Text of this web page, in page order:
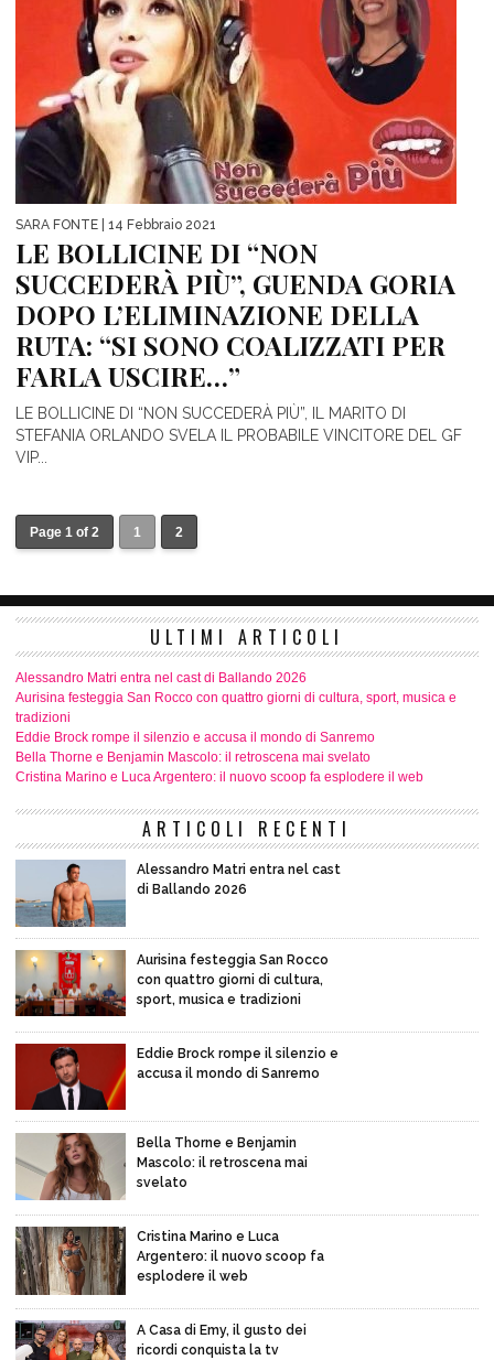
SARA FONTE | 14 Febbraio 2021
LE BOLLICINE DI “NON
SUCCEDERÀ PIÙ”, GUENDA GORIA
DOPO L’ELIMINAZIONE DELLA
RUTA: “SI SONO COALIZZATI PER
FARLA USCIRE…”
LE BOLLICINE DI “NON SUCCEDERÀ PIÙ”, IL MARITO DI
STEFANIA ORLANDO SVELA IL PROBABILE VINCITORE DEL GF
VIP...
Page 1 of 2 1 2
ULTIMI ARTICOLI
Alessandro Matri entra nel cast di Ballando 2026
Aurisina festeggia San Rocco con quattro giorni di cultura, sport, musica e
tradizioni
Eddie Brock rompe il silenzio e accusa il mondo di Sanremo
Bella Thorne e Benjamin Mascolo: il retroscena mai svelato
Cristina Marino e Luca Argentero: il nuovo scoop fa esplodere il web
ARTICOLI RECENTI
Alessandro Matri entra nel cast
di Ballando 2026
Aurisina festeggia San Rocco
con quattro giorni di cultura,
sport, musica e tradizioni
Eddie Brock rompe il silenzio e
accusa il mondo di Sanremo
Bella Thorne e Benjamin
Mascolo: il retroscena mai
svelato
Cristina Marino e Luca
Argentero: il nuovo scoop fa
esplodere il web
A Casa di Emy, il gusto dei
ricordi conquista la tv